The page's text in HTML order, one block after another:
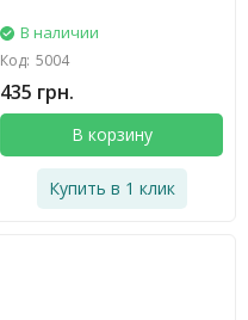
В наличии
Код: 5004
435 грн.
В корзину
Купить в 1 клик